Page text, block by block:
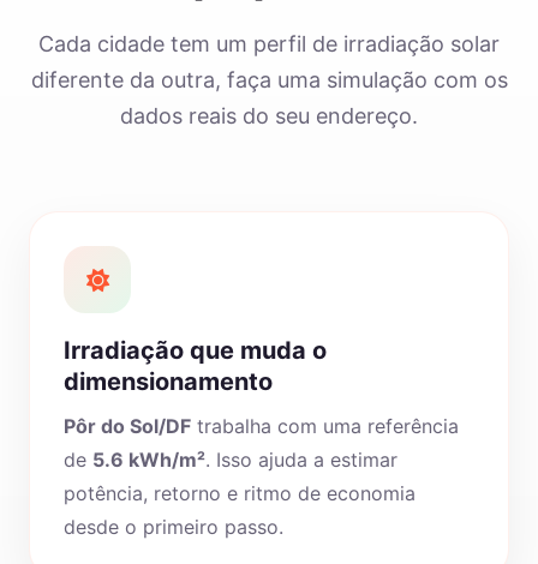
Cada cidade tem um perfil de irradiação solar
diferente da outra, faça uma simulação com os
dados reais do seu endereço.
Irradiação que muda o
dimensionamento
Pôr do Sol/DF trabalha com uma referência
de 5.6 kWh/m². Isso ajuda a estimar
potência, retorno e ritmo de economia
desde o primeiro passo.